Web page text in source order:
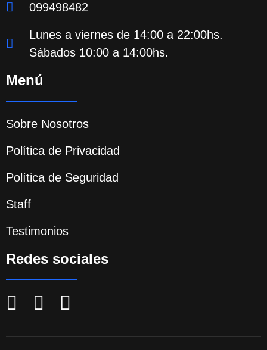
099498482
Lunes a viernes de 14:00 a 22:00hs.
Sábados 10:00 a 14:00hs.
Menú
Sobre Nosotros
Política de Privacidad
Política de Seguridad
Staff
Testimonios
Redes sociales